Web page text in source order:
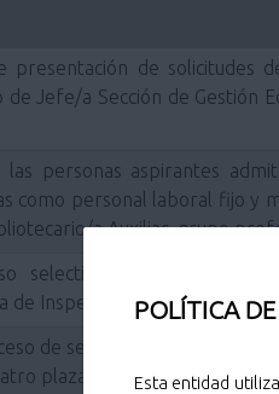
POLÍTICA
Esta entidad
presentación de solicitudes
Jefe/a Sección de Gestión
personas aspirantes
como personal laboral fijo y
a Auxiliar, grupo
selectivo y Propuesta de
de Inspector/a de Policía,
de selección y propuesta
plazas de Subinspector/a